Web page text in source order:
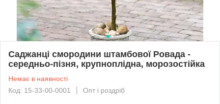
Саджанці смородини штамбової Ровада -
середньо-пізня, крупноплідна, морозостійка
Немає в наявності
Код: 15-33-00-0001
Опт і роздріб